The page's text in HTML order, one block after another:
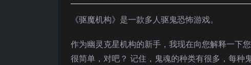
《驱魔机构》是一款多人驱鬼恐怖游戏。
作为幽灵克星机构的新手，我现在向您解释一下
很简单，对吧？ 记住，鬼魂的种类有很多，每种